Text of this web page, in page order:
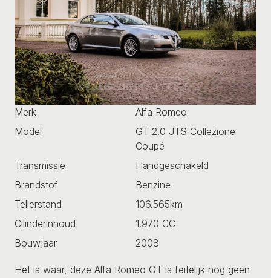
Merk
Alfa Romeo
Model
GT 2.0 JTS Collezione
Coupé
Transmissie
Handgeschakeld
Brandstof
Benzine
Tellerstand
106.565km
Cilinderinhoud
1.970 CC
Bouwjaar
2008
Het is waar, deze Alfa Romeo GT is feitelijk nog geen